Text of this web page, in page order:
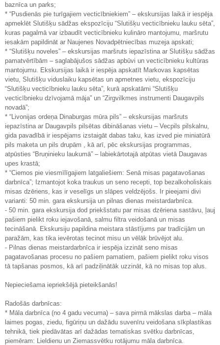
baznīca un parks;
* “Pusdienās pie turīgajiem vecticībniekiem” – ekskursijas laikā ir iespēja
apmeklēt Slutišķu sādžas ekspozīciju “Slutišķu vecticībnieku lauku sēta”,
kuras pagalmā var izbaudīt vecticībnieku kulināro mantojumu, maršrutu
iesakām papildināt ar Naujenes Novadpētniecības muzeja apskati;
* “Slutišķu noveles” – ekskursijas maršruts iepazīstina ar Slutišķu sādžas
pamatvērtībām – saglabājušos sādžas apbūvi un vecticībnieku kultūras
mantojumu. Ekskursijas laikā ir iespēja apskatīt Markovas kapsētas
vietu, Slutišķu viduslaiku kapsētas un apmetnes vietu, ekspozīciju
“Slutišķu vecticībnieku lauku sēta”, kurā apskatāmi “Slutišķu
vecticībnieku dzīvojamā māja” un “Zirgvilkmes instrumenti Daugavpils
novadā”;
* “Livonijas ordeņa Dinaburgas mūra pils” – ekskursijas maršruts
iepazīstina ar Daugavpils pilsētas dibināšanas vietu – Vecpils pilskalnu,
gida pavadībā ir iespējams izstaigāt dabas taku, kas izved pie miniatūrā
pils maketa un pils drupām , kā arī, pēc ekskursijas programmas,
atpūsties “Bruņinieku laukumā” – labiekārtotajā atpūtas vietā Daugavas
upes krastā;
* “Ciemos pie viesmīlīgajiem latgaliešiem: Senā misas pagatavošanas
darbnīca”; Izmantojot koka traukus un seno recepti, top bezalkoholiskais
misas dzēriens, kas ir veselīgs un slāpes veldzējošs. Ir pieejami divi
varianti: 50 min. gara ekskursija un pilnas dienas meistardarbnīca.
- 50 min. gara ekskursija dod priekšstatu par misas dzēriena sastāvu, ļauj
pašiem pielikt roku iejavošanā, salmu filtra veidošanā un misas
tecināšanā. Ekskursiju papildina meistara stāstījums par tradīcijām un
paražām, kas tika ievērotas tecinot misu un vēlāk brūvējot alu.
- Pilnas dienas meistardarbnīca ir iespēja izzināt seno misas
pagatavošanas procesu no pašiem pamatiem, pašiem pielikt roku visos
tā tapšanas posmos, kā arī padziļinātāk uzzināt, kā no misas top alus.
Nepieciešama iepriekšējā pieteikšanās!
Radošās darbnīcas:
* Māla darbnīca (no 4 gadu vecuma) – sava pirmā mākslas darba – māla
laimes pogas, ziedu, figūriņu un dažādu suvenīru veidošana sīkplastikas
tehnikā, tiek piedāvātas arī dažādas tematiskas svētku darbnīcas,
piemēram: Lieldienu un Ziemassvētku rotājumu māla darbnīca.